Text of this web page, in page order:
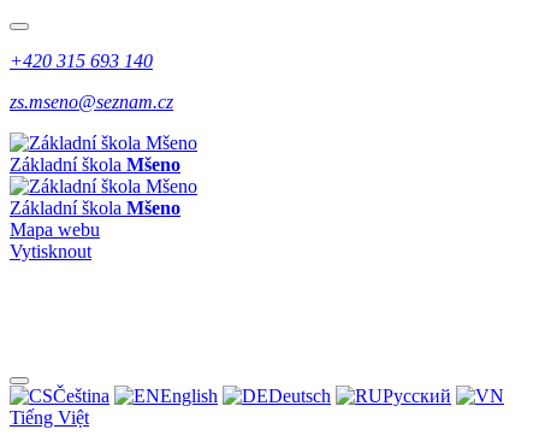
+420 315 693 140
zs.mseno@seznam.cz
Základní škola Mšeno
Základní škola Mšeno
Mapa webu
Vytisknout
Čeština English Deutsch
Pусский
Tiếng Việt